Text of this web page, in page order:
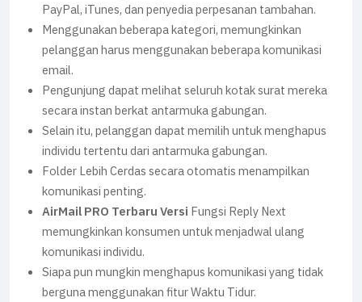
PayPal, iTunes, dan penyedia perpesanan tambahan.
Menggunakan beberapa kategori, memungkinkan
pelanggan harus menggunakan beberapa komunikasi
email.
Pengunjung dapat melihat seluruh kotak surat mereka
secara instan berkat antarmuka gabungan.
Selain itu, pelanggan dapat memilih untuk menghapus
individu tertentu dari antarmuka gabungan.
Folder Lebih Cerdas secara otomatis menampilkan
komunikasi penting.
AirMail PRO Terbaru Versi Fungsi Reply Next
memungkinkan konsumen untuk menjadwal ulang
komunikasi individu.
Siapa pun mungkin menghapus komunikasi yang tidak
berguna menggunakan fitur Waktu Tidur.